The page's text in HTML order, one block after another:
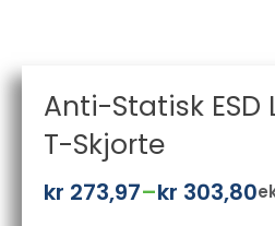
Anti-Statisk
T-Skjorte
kr 273,97–kr 303,80
Prisområde: